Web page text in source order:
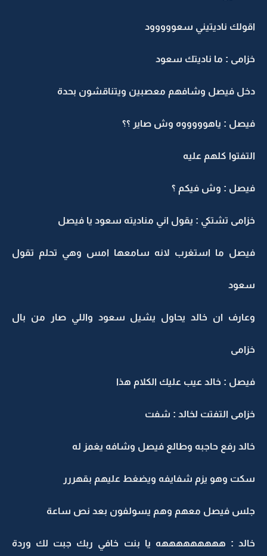
اقولك ناديتيني سعووووود
خزامى : ما ناديتك سعود
دخل فيصل وشافهم معصبين ويتناقشون بحدة
فيصل : ياهوووووه وش صاير ؟؟
التفتوا كلهم عليه
فيصل : وش فيكم ؟
خزامى تشتكي : يقول اني مناديته سعود يا فيصل
فيصل ما استغرب لانه سامعها امس وهي تحلم تقول
سعود
وعارف ان خالد يحاول يشيل سعود واللي صار من بال
خزامى
فيصل : خالد عيب عليك الكلام هذا
خزامى التفتت لخالد : شفت
خالد رفع حاجبه وطالع فيصل وشافه يغمز له
سكت وهو يزم شفايفه ويضغط عليهم بقهررر
جلس فيصل معهم وهم يسولفون بعد نص ساعة
خالد : هههههههههه يا بنت خافي ربك جبت لك وردة